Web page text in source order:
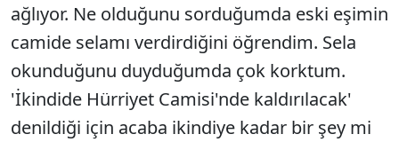
ağlıyor. Ne olduğunu sorduğumda eski eşimin
camide selamı verdirdiğini öğrendim. Sela
okunduğunu duyduğumda çok korktum.
'İkindide Hürriyet Camisi'nde kaldırılacak'
denildiği için acaba ikindiye kadar bir şey mi